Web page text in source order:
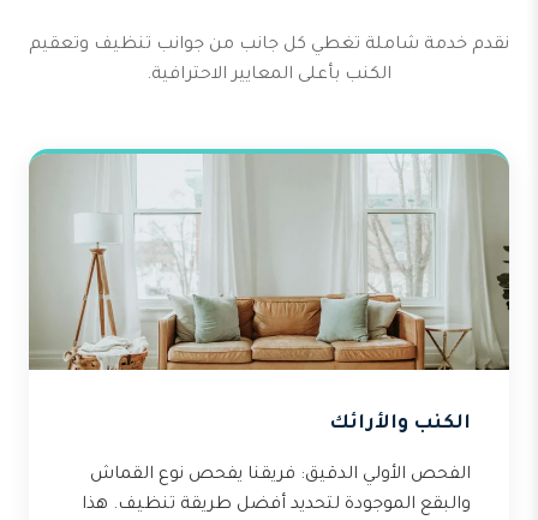
نقدم خدمة شاملة تغطي كل جانب من جوانب تنظيف وتعقيم
الكنب بأعلى المعايير الاحترافية.
الكنب والأرائك
الفحص الأولي الدقيق: فريقنا يفحص نوع القماش
والبقع الموجودة لتحديد أفضل طريقة تنظيف. هذا